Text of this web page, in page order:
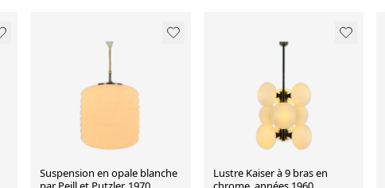
Suspension en opale blanche
Lustre Kaiser à 9 bras en